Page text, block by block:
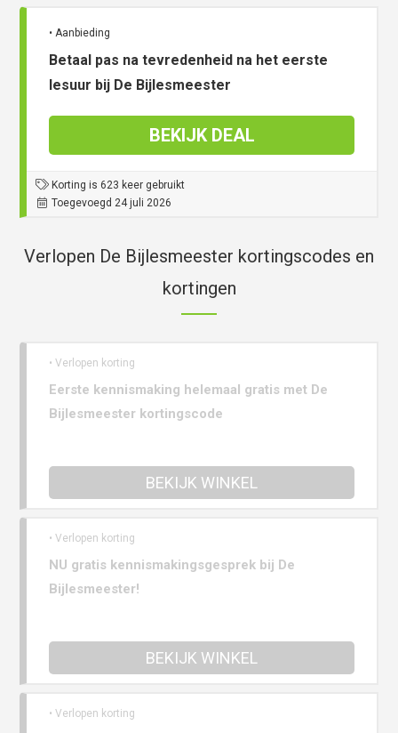
• Aanbieding
Betaal pas na tevredenheid na het eerste
lesuur bij De Bijlesmeester
BEKIJK DEAL
Korting is 623 keer gebruikt
Toegevoegd 24 juli 2026
Verlopen De Bijlesmeester kortingscodes en
kortingen
• Verlopen korting
Eerste kennismaking helemaal gratis met De
Bijlesmeester kortingscode
BEKIJK WINKEL
• Verlopen korting
NU gratis kennismakingsgesprek bij De
Bijlesmeester!
BEKIJK WINKEL
• Verlopen korting